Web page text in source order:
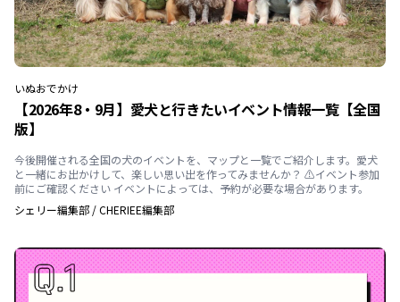
いぬおでかけ
【2026年8・9月】愛犬と行きたいイベント情報一覧【全国
版】
今後開催される全国の犬のイベントを、マップと一覧でご紹介します。愛犬
と一緒にお出かけして、楽しい思い出を作ってみませんか？ ⚠️イベント参加
前にご確認ください イベントによっては、予約が必要な場合があります。
シェリー編集部 /CHERIEE編集部